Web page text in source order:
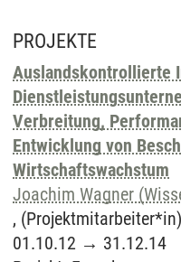
PROJEKTE
Auslandskontrollierte
Verbreitung,
Entwicklung von
Wirtschaftswachstum
Joachim Wagner
, (Projektmitarbeiter*in)
01.10.12 → 31.12.14